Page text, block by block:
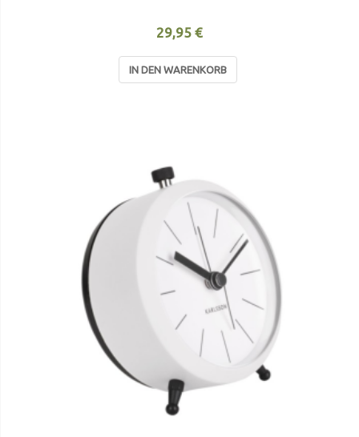
29,95 €
IN DEN WARENKORB